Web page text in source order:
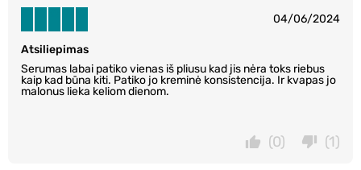
04/06/2024
Atsiliepimas
Serumas labai patiko vienas iš pliusu kad jis nėra toks riebus
kaip kad būna kiti. Patiko jo kreminė konsistencija. Ir kvapas jo
malonus lieka keliom dienom.
(1)
(0)